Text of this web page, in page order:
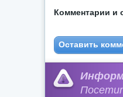
Комментарии и
Оставить